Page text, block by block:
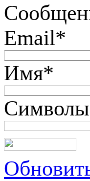
Email*
Имя*
Символы